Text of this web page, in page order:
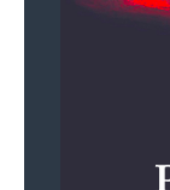
Informujte mě o